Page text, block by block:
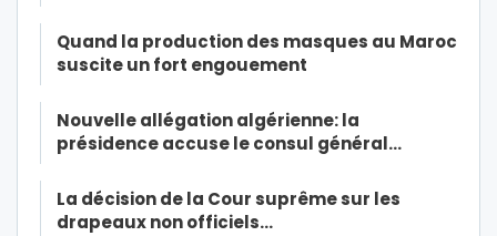
Quand la production des masques au Maroc
suscite un fort engouement
Nouvelle allégation algérienne: la
présidence accuse le consul général…
La décision de la Cour suprême sur les
drapeaux non officiels…